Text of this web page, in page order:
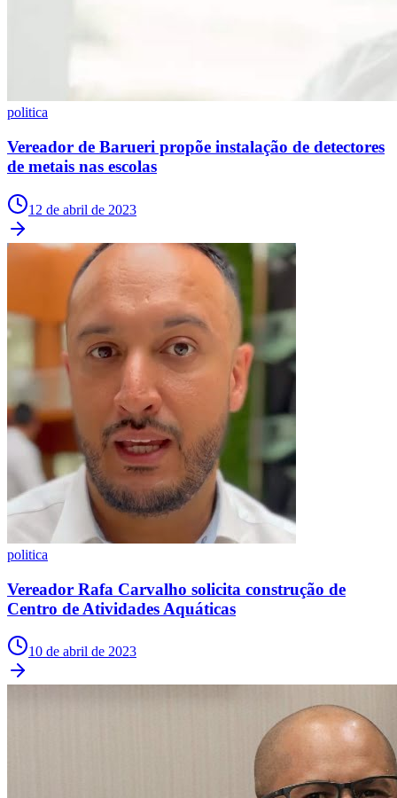
Fortaleza
politica
Vereador de Barueri propõe instalação de detectores
de metais nas escolas
12 de abril de 2023
politica
Vereador Rafa Carvalho solicita construção de
Centro de Atividades Aquáticas
10 de abril de 2023